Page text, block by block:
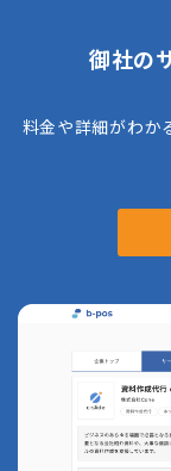
集まった
るグロ
けており
るなど
御社の
料金や詳細がわか